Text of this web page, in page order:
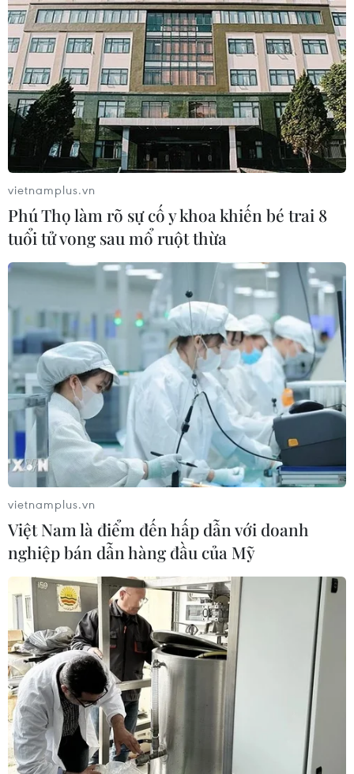
TIN CÙNG CHUYÊN MỤC
Xe tải va chạm xe máy tại Đắk Lắk
làm hai người thương vong
08/08/2026 14:58
Bí thư Thành ủy Hà Nội thúc tiến độ
hai dự án giao thông trọng điểm
Nam Thủ đô
08/08/2026 08:52
Đề xuất hơn 65.500 tỷ đồng đầu tư
Dự án đường cao tốc nối Lai Châu-
Lào Cai
08/08/2026 08:45
vietnamplus.vn
Phú Thọ làm rõ sự cố y khoa khiến bé trai 8
tuổi tử vong sau mổ ruột thừa
vietnamplus.vn
Việt Nam là điểm đến hấp dẫn với doanh
nghiệp bán dẫn hàng đầu của Mỹ